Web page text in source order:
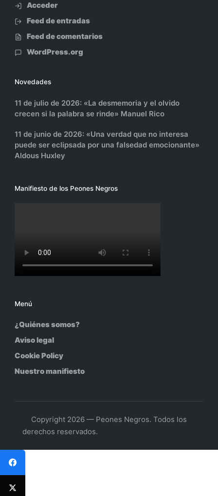
Acceder
Feed de entradas
Feed de comentarios
WordPress.org
Novedades
11 de julio de 2026: «La desmemoria y el olvido
crecen si la palabra se rinde» Manuel Rico
11 de junio de 2026: «Una verdad que no interesa
puede ser eclipsada por una falsedad emocionante»
Aldous Huxley
Manifiesto de los Peones Negros
Menú
¿Quiénes somos?
Aviso legal
Cookie Policy
Nuestro manifiesto
Copyright 2026 — Peones Negros. Todos los
derechos reservados.